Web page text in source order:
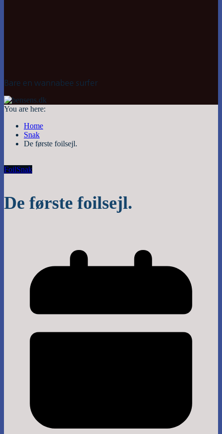
Bare en wannabee surfer
You are here:
Home
Snak
De første foilsejl.
FoilSnak
De første foilsejl.